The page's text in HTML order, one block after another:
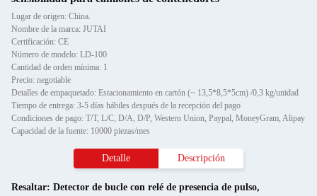
Lugar de origen: China.
Nombre de la marca: JUTAI
Certificación: CE
Número de modelo: LD-100
Cantidad de orden mínima: 1
Precio: negotiable
Detalles de empaquetado: Estacionamiento en cartón (~ 13,5*8,5*5cm) /0,3 kg/unidad
Tiempo de entrega: 3-5 días hábiles después de la recepción del pago
Condiciones de pago: T/T, L/C, D/A, D/P, Western Union, Paypal, MoneyGram, Alipay
Capacidad de la fuente: 10000 piezas/mes
Detalle Descripción
Resaltar: Detector de bucle con relé de presencia de pulso,